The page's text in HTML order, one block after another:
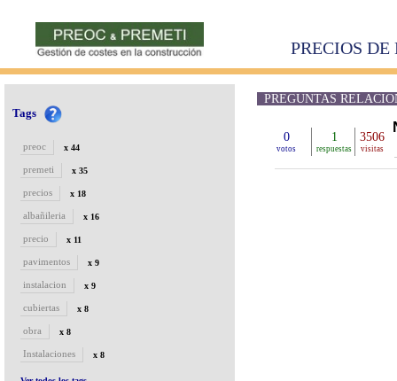
PRECIOS
Tags
preoc x 44
premeti x 35
precios x 18
albañileria x 16
precio x 11
pavimentos x 9
instalacion x 9
cubiertas x 8
obra x 8
Instalaciones x 8
PREGUNTAS
0
votos
1
respuestas
3506
visitas